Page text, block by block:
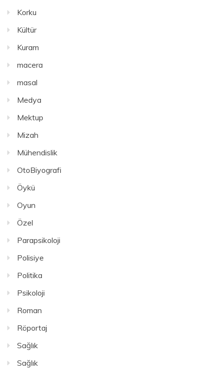
Korku
Kültür
Kuram
macera
masal
Medya
Mektup
Mizah
Mühendislik
OtoBiyografi
Öykü
Oyun
Özel
Parapsikoloji
Polisiye
Politika
Psikoloji
Roman
Röportaj
Sağlık
Sağlık